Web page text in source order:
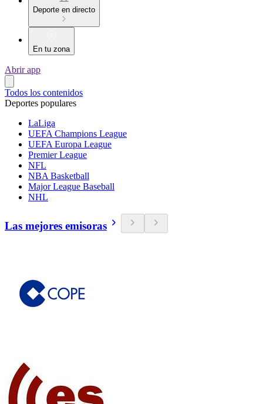
Deporte en directo
En tu zona
Abrir app
Todos los contenidos
Deportes populares
LaLiga
UEFA Champions League
UEFA Europa League
Premier League
NFL
NBA Basketball
Major League Baseball
NHL
Las mejores emisoras